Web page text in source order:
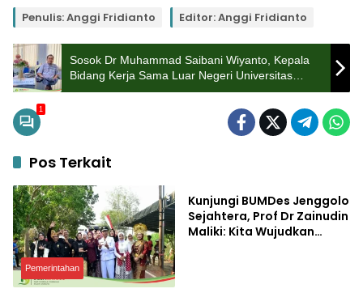
Penulis: Anggi Fridianto Editor: Anggi Fridianto
Sosok Dr Muhammad Saibani Wiyanto, Kepala
Bidang Kerja Sama Luar Negeri Universitas
PGRI Jombang: Tingkatkan Kolaborasi
1
Pos Terkait
Pemerintahan
Kunjungi BUMDes Jenggolo
Sejahtera, Prof Dr Zainudin
Maliki: Kita Wujudkan